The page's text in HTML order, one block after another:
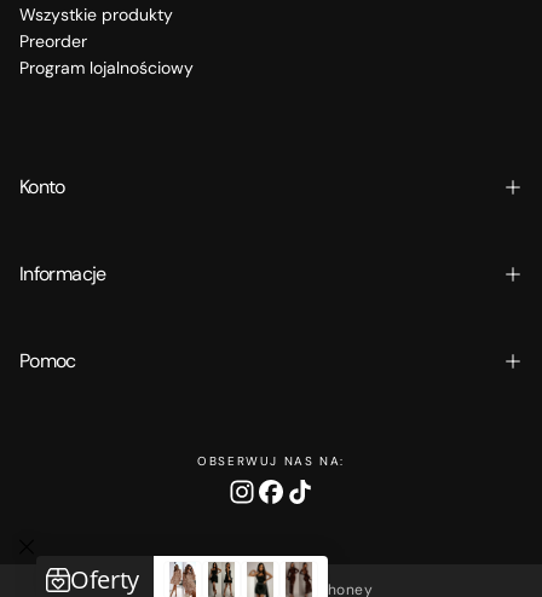
Wszystkie produkty
Preorder
Program lojalnościowy
Konto
Informacje
Pomoc
OBSERWUJ NAS NA:
Copyright © 2025 Ohhoney